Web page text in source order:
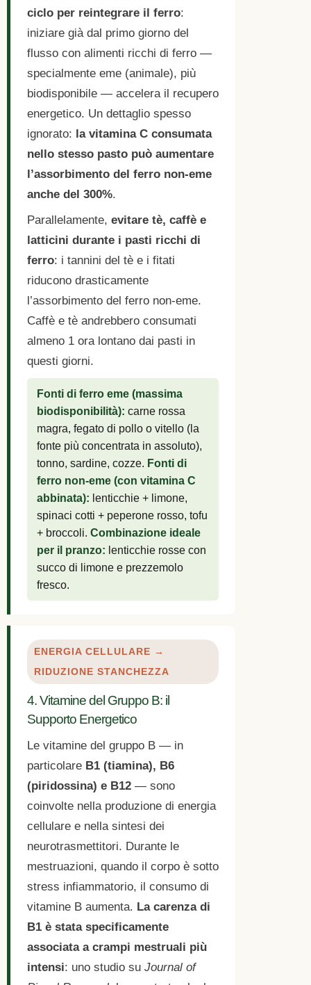
ciclo per reintegrare il ferro:
iniziare già dal primo giorno del
flusso con alimenti ricchi di ferro —
specialmente eme (animale), più
biodisponibile — accelera il recupero
energetico. Un dettaglio spesso
ignorato: la vitamina C consumata
nello stesso pasto può aumentare
l’assorbimento del ferro non-eme
anche del 300%.
Parallelamente, evitare tè, caffè e
latticini durante i pasti ricchi di
ferro: i tannini del tè e i fitati
riducono drasticamente
l’assorbimento del ferro non-eme.
Caffè e tè andrebbero consumati
almeno 1 ora lontano dai pasti in
questi giorni.
Fonti di ferro eme (massima
biodisponibilità): carne rossa
magra, fegato di pollo o vitello (la
fonte più concentrata in assoluto),
tonno, sardine, cozze. Fonti di
ferro non-eme (con vitamina C
abbinata): lenticchie + limone,
spinaci cotti + peperone rosso, tofu
+ broccoli. Combinazione ideale
per il pranzo: lenticchie rosse con
succo di limone e prezzemolo
fresco.
ENERGIA CELLULARE →
RIDUZIONE STANCHEZZA
4. Vitamine del Gruppo B: il
Supporto Energetico
Le vitamine del gruppo B — in
particolare B1 (tiamina), B6
(piridossina) e B12 — sono
coinvolte nella produzione di energia
cellulare e nella sintesi dei
neurotrasmettitori. Durante le
mestruazioni, quando il corpo è sotto
stress infiammatorio, il consumo di
vitamine B aumenta. La carenza di
B1 è stata specificamente
associata a crampi mestruali più
intensi: uno studio su Journal of